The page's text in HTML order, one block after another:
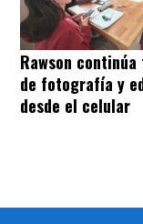
Rawson
de fotografía y
desde el celular